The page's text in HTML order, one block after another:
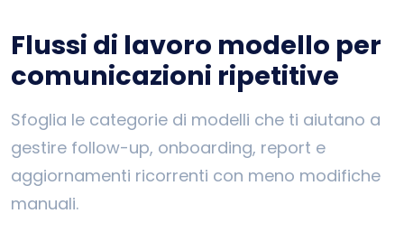
Flussi di lavoro modello per
comunicazioni ripetitive
Sfoglia le categorie di modelli che ti aiutano a
gestire follow-up, onboarding, report e
aggiornamenti ricorrenti con meno modifiche
manuali.